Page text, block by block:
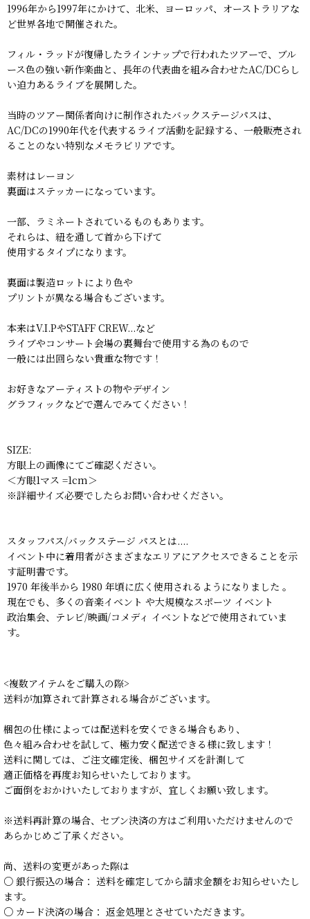
1996年から1997年にかけて、北米、ヨーロッパ、オーストラリアな
ど世界各地で開催された。
フィル・ラッドが復帰したラインナップで行われたツアーで、ブル
ース色の強い新作楽曲と、長年の代表曲を組み合わせたAC/DCらし
い迫力あるライブを展開した。
当時のツアー関係者向けに制作されたバックステージパスは、
AC/DCの1990年代を代表するライブ活動を記録する、一般販売され
ることのない特別なメモラビリアです。
素材はレーヨン
裏面はステッカーになっています。
一部、ラミネートされているものもあります。
それらは、紐を通して首から下げて
使用するタイプになります。
裏面は製造ロットにより色や
プリントが異なる場合もございます。
本来はV.I.PやSTAFF CREW...など
ライブやコンサート会場の裏舞台で使用する為のもので
一般には出回らない貴重な物です！
お好きなアーティストの物やデザイン
グラフィックなどで選んでみてください！
SIZE:
方眼上の画像にてご確認ください。
＜方眼1マス =1cm＞
※詳細サイズ必要でしたらお問い合わせください。
スタッフパス/バックステージ パスとは....
イベント中に着用者がさまざまなエリアにアクセスできることを示
す証明書です。
1970 年後半から 1980 年頃に広く使用されるようになりました 。
現在でも、多くの音楽イベント や大規模なスポーツ イベント
政治集会、テレビ/映画/コメディ イベントなどで使用されていま
す。
<複数アイテムをご購入の際>
送料が加算されて計算される場合がございます。
梱包の仕様によっては配送料を安くできる場合もあり、
色々組み合わせを試して、極力安く配送できる様に致します！
送料に関しては、ご注文確定後、梱包サイズを計測して
適正価格を再度お知らせいたしております。
ご面倒をおかけいたしておりますが、宜しくお願い致します。
※送料再計算の場合、セブン決済の方はご利用いただけませんので
あらかじめご了承ください。
尚、送料の変更があった際は
○ 銀行振込の場合： 送料を確定してから請求金額をお知らせいたし
ます。
○ カード決済の場合： 返金処理とさせていただきます。